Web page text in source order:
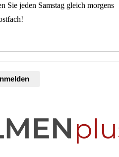
Sie jeden Samstag gleich morgens